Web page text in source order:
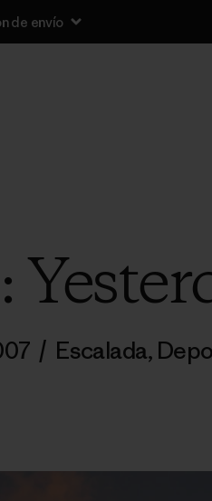
de envío
/ Escalada,